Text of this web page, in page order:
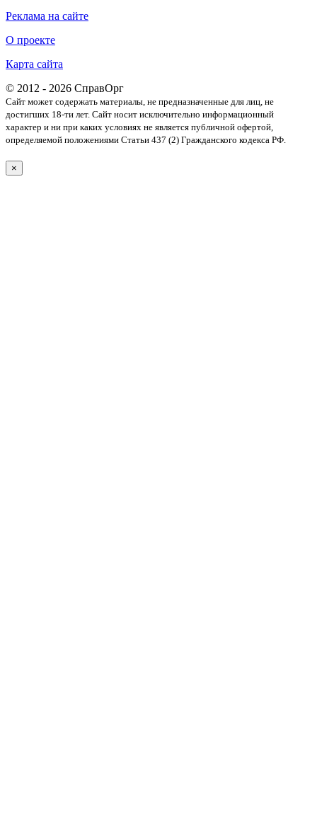
Реклама на сайте
О проекте
Карта сайта
© 2012 - 2026 СправОрг
Сайт может содержать материалы, не предназначенные для лиц, не
достигших 18-ти лет. Cайт носит исключительно информационный
характер и ни при каких условиях не является публичной офертой,
определяемой положениями Статьи 437 (2) Гражданского кодекса РФ.
×